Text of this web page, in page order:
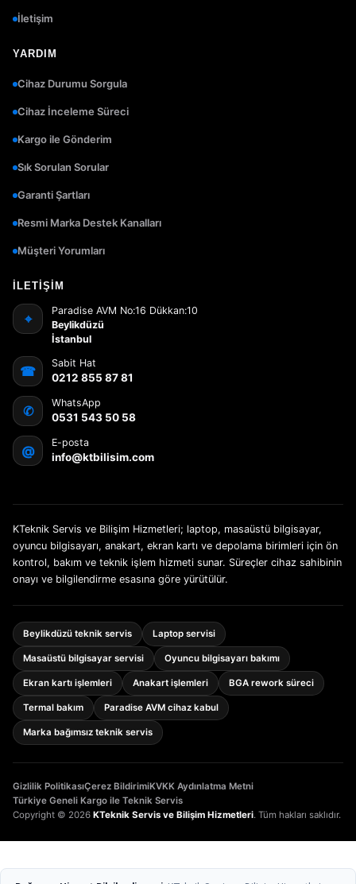
İletişim
YARDIM
Cihaz Durumu Sorgula
Cihaz İnceleme Süreci
Kargo ile Gönderim
Sık Sorulan Sorular
Garanti Şartları
Resmi Marka Destek Kanalları
Müşteri Yorumları
İLETIŞIM
⌖
Paradise AVM No:16 Dükkan:10
Beylikdüzü
İstanbul
☎
Sabit Hat
0212 855 87 81
✆
WhatsApp
0531 543 50 58
@
E-posta
info@ktbilisim.com
KTeknik Servis ve Bilişim Hizmetleri; laptop, masaüstü bilgisayar,
oyuncu bilgisayarı, anakart, ekran kartı ve depolama birimleri için ön
kontrol, bakım ve teknik işlem hizmeti sunar. Süreçler cihaz sahibinin
onayı ve bilgilendirme esasına göre yürütülür.
Beylikdüzü teknik servis Laptop servisi
Masaüstü bilgisayar servisi Oyuncu bilgisayarı bakımı
Ekran kartı işlemleri Anakart işlemleri BGA rework süreci
Termal bakım Paradise AVM cihaz kabul
Marka bağımsız teknik servis
Copyright © 2026 KTeknik Servis ve Bilişim Hizmetleri. Tüm hakları saklıdır.
Gizlilik PolitikasıÇerez BildirimiKVKK Aydınlatma Metni
Türkiye Geneli Kargo ile Teknik Servis